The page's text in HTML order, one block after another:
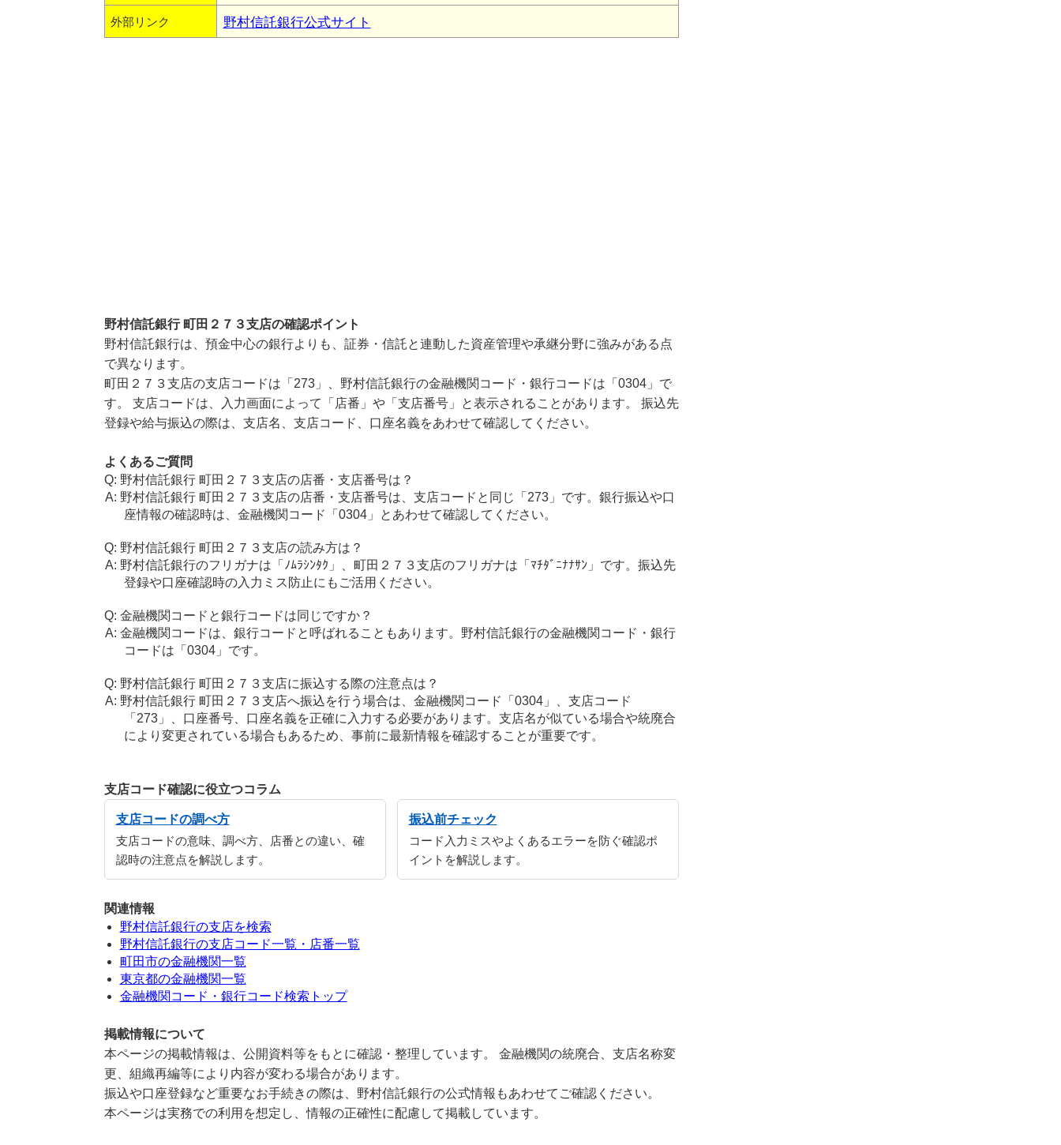
外部リンク 野村信託銀行公式サイト
野村信託銀行 町田２７３支店の確認ポイント
野村信託銀行は、預金中心の銀行よりも、証券・信託と連動した資産管理や承継分野に強みがある点
で異なります。
町田２７３支店の支店コードは「273」、野村信託銀行の金融機関コード・銀行コードは「0304」で
す。 支店コードは、入力画面によって「店番」や「支店番号」と表示されることがあります。 振込先
登録や給与振込の際は、支店名、支店コード、口座名義をあわせて確認してください。
よくあるご質問
野村信託銀行 町田２７３支店の店番・支店番号は？
野村信託銀行 町田２７３支店の店番・支店番号は、支店コードと同じ「273」です。銀行振込や口
座情報の確認時は、金融機関コード「0304」とあわせて確認してください。
野村信託銀行 町田２７３支店の読み方は？
野村信託銀行のフリガナは「ﾉﾑﾗｼﾝﾀｸ」、町田２７３支店のフリガナは「ﾏﾁﾀﾞﾆﾅﾅｻﾝ」です。振込先
登録や口座確認時の入力ミス防止にもご活用ください。
金融機関コードと銀行コードは同じですか？
金融機関コードは、銀行コードと呼ばれることもあります。野村信託銀行の金融機関コード・銀行
コードは「0304」です。
野村信託銀行 町田２７３支店に振込する際の注意点は？
野村信託銀行 町田２７３支店へ振込を行う場合は、金融機関コード「0304」、支店コード
「273」、口座番号、口座名義を正確に入力する必要があります。支店名が似ている場合や統廃合
により変更されている場合もあるため、事前に最新情報を確認することが重要です。
支店コード確認に役立つコラム
支店コードの調べ方
支店コードの意味、調べ方、店番との違い、確
認時の注意点を解説します。
振込前チェック
コード入力ミスやよくあるエラーを防ぐ確認ポ
イントを解説します。
関連情報
野村信託銀行の支店を検索
野村信託銀行の支店コード一覧・店番一覧
町田市の金融機関一覧
東京都の金融機関一覧
金融機関コード・銀行コード検索トップ
掲載情報について
本ページの掲載情報は、公開資料等をもとに確認・整理しています。 金融機関の統廃合、支店名称変
更、組織再編等により内容が変わる場合があります。
振込や口座登録など重要なお手続きの際は、野村信託銀行の公式情報もあわせてご確認ください。
本ページは実務での利用を想定し、情報の正確性に配慮して掲載しています。